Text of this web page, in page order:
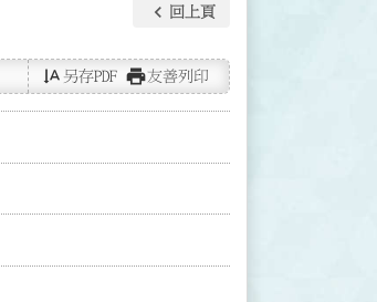
keyboard_arrow_left 回上頁
text_rotate_vertical 另存PDF print友善列印